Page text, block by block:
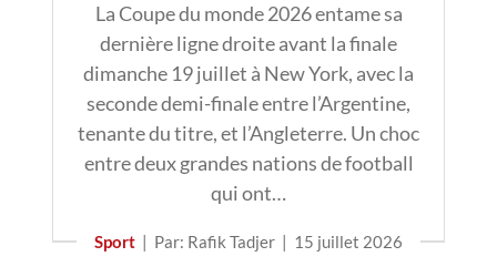
La Coupe du monde 2026 entame sa
dernière ligne droite avant la finale
dimanche 19 juillet à New York, avec la
seconde demi-finale entre l’Argentine,
tenante du titre, et l’Angleterre. Un choc
entre deux grandes nations de football
qui ont…
Sport | Par: Rafik Tadjer | 15 juillet 2026